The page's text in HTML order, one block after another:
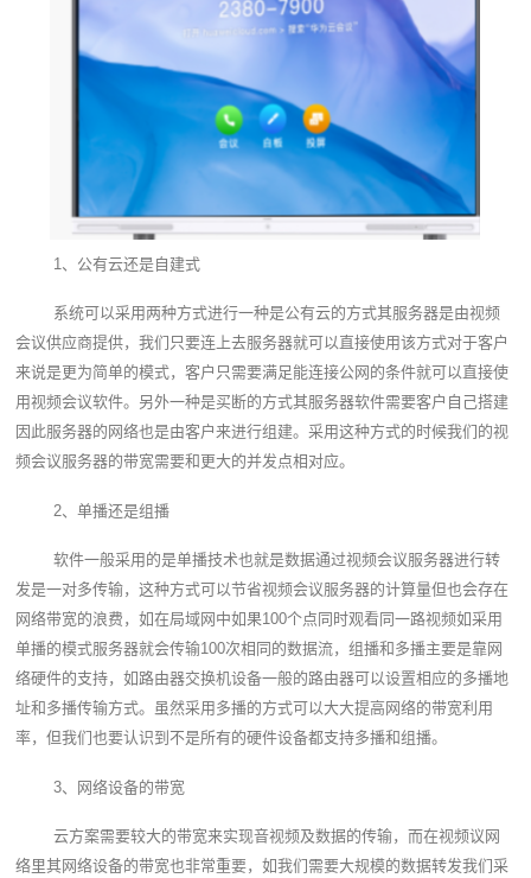
1、公有云还是自建式
系统可以采用两种方式进行一种是公有云的方式其服务器是由视频
会议供应商提供，我们只要连上去服务器就可以直接使用该方式对于客户
来说是更为简单的模式，客户只需要满足能连接公网的条件就可以直接使
用视频会议软件。另外一种是买断的方式其服务器软件需要客户自己搭建
因此服务器的网络也是由客户来进行组建。采用这种方式的时候我们的视
频会议服务器的带宽需要和更大的并发点相对应。
2、单播还是组播
软件一般采用的是单播技术也就是数据通过视频会议服务器进行转
发是一对多传输，这种方式可以节省视频会议服务器的计算量但也会存在
网络带宽的浪费，如在局域网中如果100个点同时观看同一路视频如采用
单播的模式服务器就会传输100次相同的数据流，组播和多播主要是靠网
络硬件的支持，如路由器交换机设备一般的路由器可以设置相应的多播地
址和多播传输方式。虽然采用多播的方式可以大大提高网络的带宽利用
率，但我们也要认识到不是所有的硬件设备都支持多播和组播。
3、网络设备的带宽
云方案需要较大的带宽来实现音视频及数据的传输，而在视频议网
络里其网络设备的带宽也非常重要，如我们需要大规模的数据转发我们采